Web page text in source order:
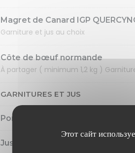
Этот сайт
Magret de Canard IGP
Garniture et jus au choix
Côte de bœuf normande
À partager ( minimum 1,2 kg )
GARNITURES ET JUS
Pommes de terre grenailles ou
Jus de viande maison ou sauce